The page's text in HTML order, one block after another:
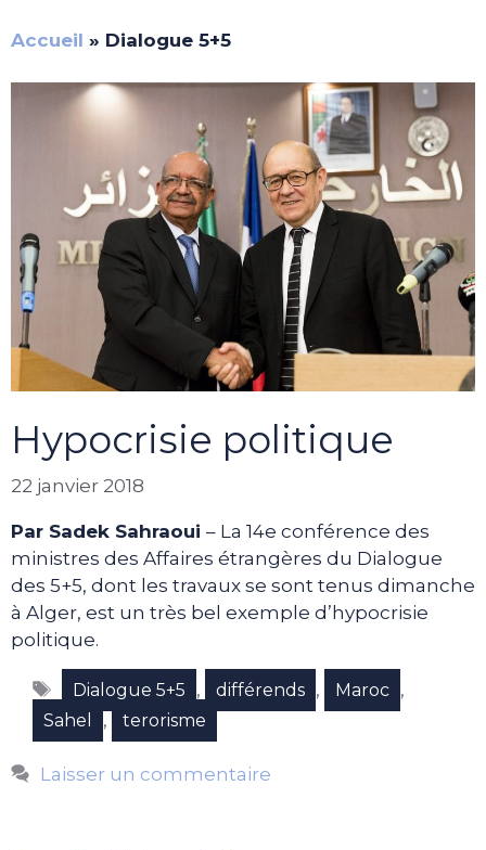
Accueil » Dialogue 5+5
Hypocrisie politique
22 janvier 2018
Par Sadek Sahraoui – La 14e conférence des
ministres des Affaires étrangères du Dialogue
des 5+5, dont les travaux se sont tenus dimanche
à Alger, est un très bel exemple d’hypocrisie
politique.
Étiquettes
Dialogue 5+5 , différends , Maroc ,
Sahel , terorisme
Laisser un commentaire